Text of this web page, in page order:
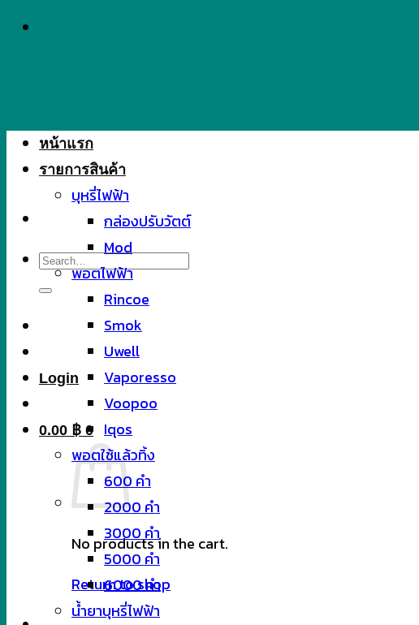
Skip
Search
for:
Login
0.00 ฿ 0
No products in the cart.
Return to shop
หน้าแรก
รายการสินค้า
บุหรี่ไฟฟ้า
กล่องปรับวัตต์
Mod
พอตไฟฟ้า
Rincoe
Smok
Uwell
Vaporesso
Voopoo
Iqos
พอตใช้แล้วทิ้ง
600 คำ
2000 คำ
3000 คำ
5000 คำ
6000 คำ
น้ำยาบุหรี่ไฟฟ้า